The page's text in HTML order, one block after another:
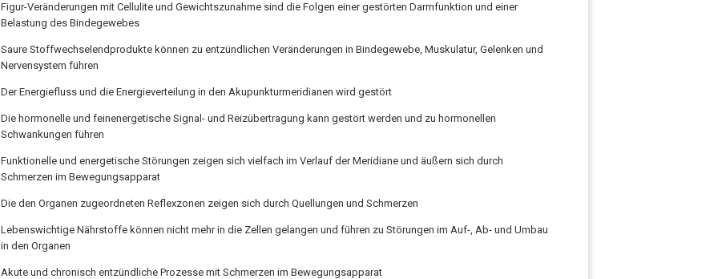
Figur-Veränderungen mit Cellulite und Gewichtszunahme sind die Folgen einer gestörten Darmfunktion und einer
Belastung des Bindegewebes
Saure Stoffwechselendprodukte können zu entzündlichen Veränderungen in Bindegewebe, Muskulatur, Gelenken und
Nervensystem führen
Der Energiefluss und die Energieverteilung in den Akupunkturmeridianen wird gestört
Die hormonelle und feinenergetische Signal- und Reizübertragung kann gestört werden und zu hormonellen
Schwankungen führen
Funktionelle und energetische Störungen zeigen sich vielfach im Verlauf der Meridiane und äußern sich durch
Schmerzen im Bewegungsapparat
Die den Organen zugeordneten Reflexzonen zeigen sich durch Quellungen und Schmerzen
Lebenswichtige Nährstoffe können nicht mehr in die Zellen gelangen und führen zu Störungen im Auf-, Ab- und Umbau
in den Organen
Akute und chronisch entzündliche Prozesse mit Schmerzen im Bewegungsapparat